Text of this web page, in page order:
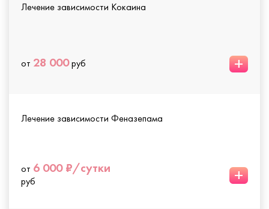
Лечение зависимости Кокаина
от 28 000руб +
Лечение зависимости Феназепама
от 6 000 ₽/сутки
руб +